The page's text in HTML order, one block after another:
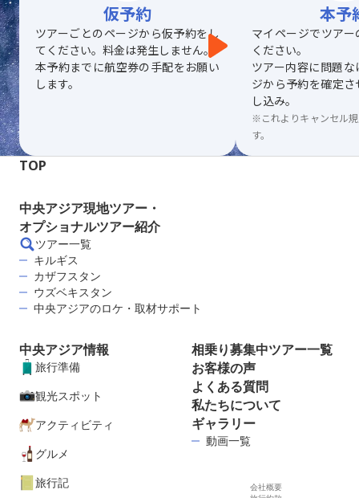
仮予約
ツアーごとのページから仮予約をし
てください。料金は発生しません。
本予約までに航空券の手配をお願い
します。
本予
マイページでツア
ください。
ツアー内容に問題
ジから予約を確定
し込み。
※これよりキャンセル
す。
TOP
中央アジア現地ツアー・
オプショナルツアー紹介
ツアー一覧
キルギス
カザフスタン
ウズベキスタン
中央アジアのロケ・取材サポート
中央アジア情報
旅行準備
観光スポット
アクティビティ
グルメ
旅行記
相乗り募集中ツアー一覧
お客様の声
よくある質問
私たちについて
ギャラリー
動画一覧
会社概要